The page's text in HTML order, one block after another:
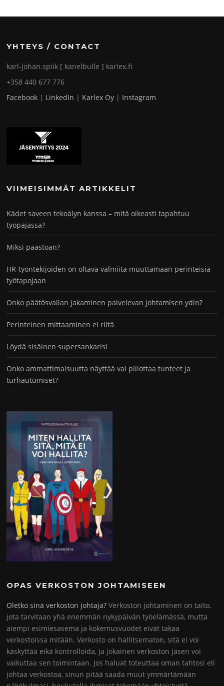
YHTEYS / CONTACT
karl-johan.spiik [ kanelbulle ] karlex.fi
+358 440 677 776
Facebook | LinkedIn | Karlex Oy | Instagram
VIIMEISIMMÄT ARTIKKELIT
Kädet saveen tekoälyn kanssa – mitä oikeasti tapahtuu
työpajassa?
Miksi paastoan?
HR-työntekijöiden on oltava valmiita muuttamaan perinteisiä
työtapojaan
Onko päätösvallan jakaminen palvelevan johtamisen ydin?
Perinteinen mittaaminen ei riitä
Löydä sisäinen supersankarisi
Onko ammattimaisuutta näyttää vai piilottaa tunteet ja
turhautumiset?
OPAS VERKOSTON JOHTAMISEEN
Oletko sinä verkoston johtaja? Verkoston johtaminen on taito,
jota tarvitaan yhä enemmän nykypäivän työelämässä, mutta
aiempi esimiesasema ja kokemusvuodet eivät takaa
verkostoissa mitään. Verkosto on hallitsematon, sitä ei voi
käskyttää eikä kontrolloida, ja jokainen verkoston jäsen voi
vaikuttaa sen toimintaan. Jos haluat toteuttaa oman tahtosi eli
johtaa verkostoa, sinun pitää saada muut ymmärtämään